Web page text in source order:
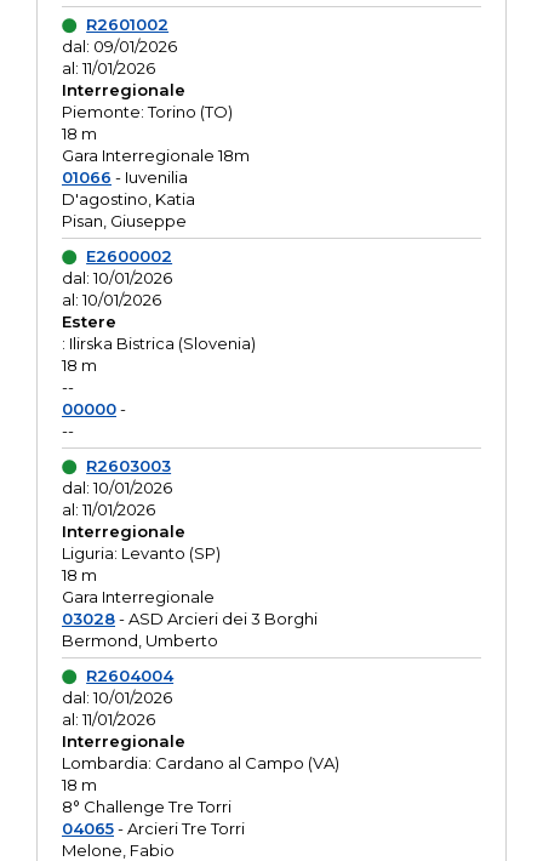
R2601002
dal: 09/01/2026
al: 11/01/2026
Interregionale
Piemonte: Torino (TO)
18 m
Gara Interregionale 18m
01066 - Iuvenilia
D'agostino, Katia
Pisan, Giuseppe
E2600002
dal: 10/01/2026
al: 10/01/2026
Estere
: Ilirska Bistrica (Slovenia)
18 m
--
00000-
--
R2603003
dal: 10/01/2026
al: 11/01/2026
Interregionale
Liguria: Levanto (SP)
18 m
Gara Interregionale
03028- ASD Arcieri dei 3 Borghi
Bermond, Umberto
R2604004
dal: 10/01/2026
al: 11/01/2026
Interregionale
Lombardia: Cardano al Campo (VA)
18 m
8° Challenge Tre Torri
04065- Arcieri Tre Torri
Melone, Fabio